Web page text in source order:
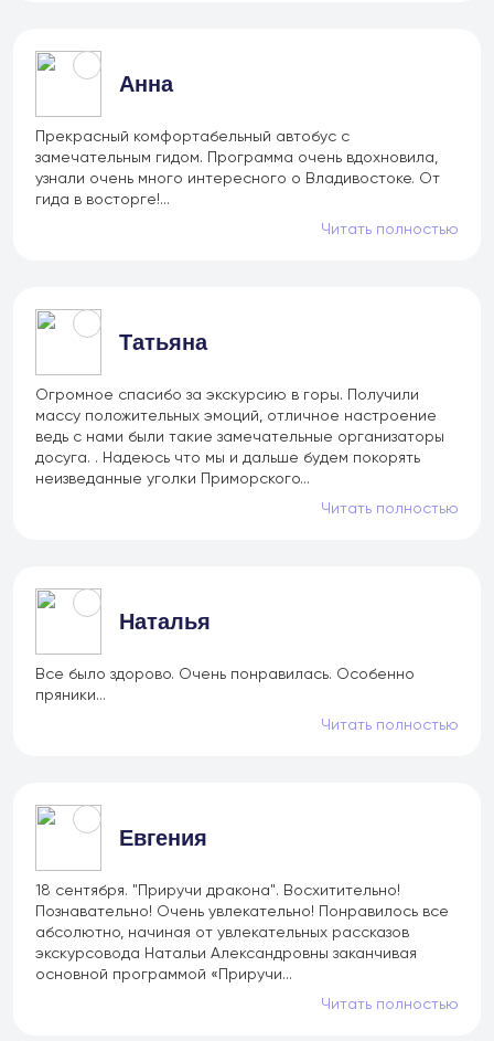
Анна
Прекрасный комфортабельный автобус с
замечательным гидом. Программа очень вдохновила,
узнали очень много интересного о Владивостоке. От
гида в восторге!...
Читать полностью
Татьяна
Огромное спасибо за экскурсию в горы. Получили
массу положительных эмоций, отличное настроение
ведь с нами были такие замечательные организаторы
досуга. . Надеюсь что мы и дальше будем покорять
неизведанные уголки Приморского...
Читать полностью
Наталья
Все было здорово. Очень понравилась. Особенно
пряники...
Читать полностью
Евгения
18 сентября. "Приручи дракона". Восхитительно!
Познавательно! Очень увлекательно! Понравилось все
абсолютно, начиная от увлекательных рассказов
экскурсовода Натальи Александровны заканчивая
основной программой «Приручи...
Читать полностью